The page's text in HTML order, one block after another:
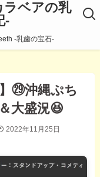
ラベアの乳
-
‐乳歯の宝石‐
㉙沖縄ぷち
大盛況😆
2022年11月25日